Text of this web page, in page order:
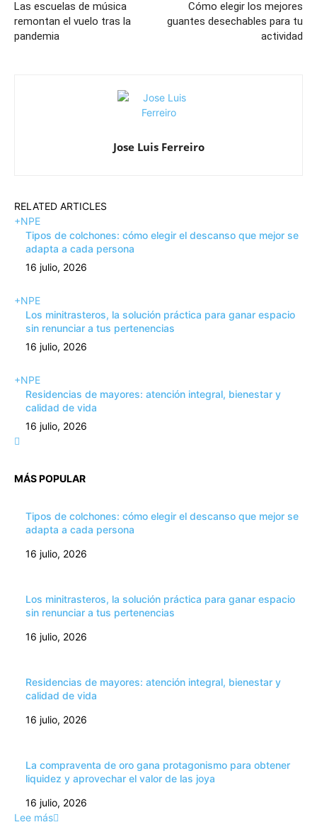
Las escuelas de música
remontan el vuelo tras la
pandemia
Cómo elegir los mejores
guantes desechables para tu
actividad
Jose Luis Ferreiro
RELATED ARTICLES
+NPE
Tipos de colchones: cómo elegir el descanso que mejor se
adapta a cada persona
16 julio, 2026
+NPE
Los minitrasteros, la solución práctica para ganar espacio
sin renunciar a tus pertenencias
16 julio, 2026
+NPE
Residencias de mayores: atención integral, bienestar y
calidad de vida
16 julio, 2026
MÁS POPULAR
Tipos de colchones: cómo elegir el descanso que mejor se
adapta a cada persona
16 julio, 2026
Los minitrasteros, la solución práctica para ganar espacio
sin renunciar a tus pertenencias
16 julio, 2026
Residencias de mayores: atención integral, bienestar y
calidad de vida
16 julio, 2026
La compraventa de oro gana protagonismo para obtener
liquidez y aprovechar el valor de las joya
16 julio, 2026
Lee más